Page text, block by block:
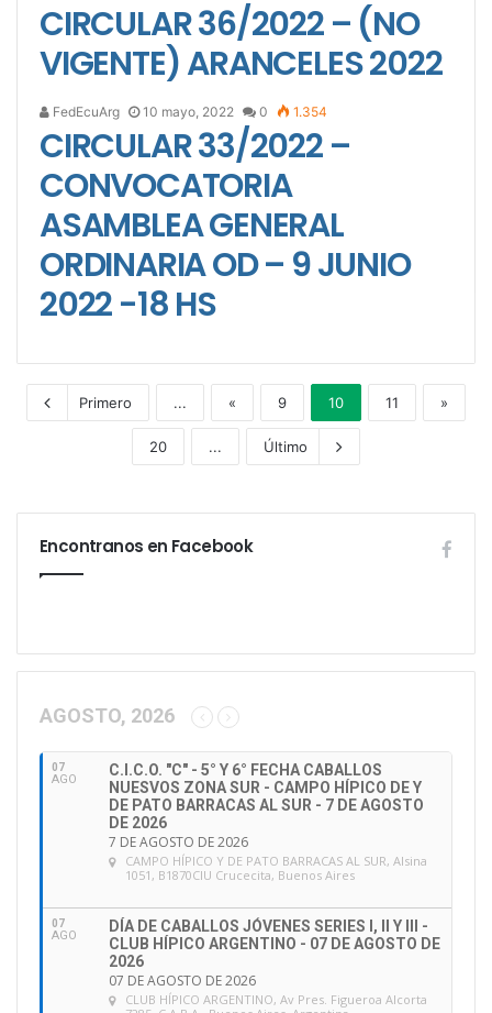
CIRCULAR 36/2022 – (NO
VIGENTE) ARANCELES 2022
FedEcuArg 10 mayo, 2022 0 1.354
CIRCULAR 33/2022 –
CONVOCATORIA
ASAMBLEA GENERAL
ORDINARIA OD – 9 JUNIO
2022 -18 HS
Primero ... « 9 10 11 »
20 ... Último
Encontranos en Facebook
AGOSTO, 2026
07
AGO
C.I.C.O. "C" - 5° Y 6° FECHA CABALLOS
NUESVOS ZONA SUR - CAMPO HÍPICO DE Y
DE PATO BARRACAS AL SUR - 7 DE AGOSTO
DE 2026
7 DE AGOSTO DE 2026
CAMPO HÍPICO Y DE PATO BARRACAS AL SUR, Alsina
1051, B1870CIU Crucecita, Buenos Aires
07
AGO
DÍA DE CABALLOS JÓVENES SERIES I, II Y III -
CLUB HÍPICO ARGENTINO - 07 DE AGOSTO DE
2026
07 DE AGOSTO DE 2026
CLUB HÍPICO ARGENTINO, Av Pres. Figueroa Alcorta